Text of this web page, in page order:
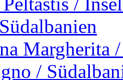
Margherita
/